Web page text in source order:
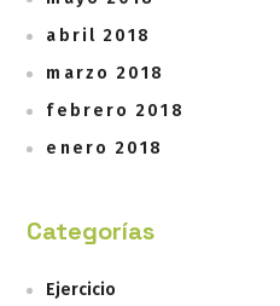
abril 2018
marzo 2018
febrero 2018
enero 2018
Categorías
Ejercicio